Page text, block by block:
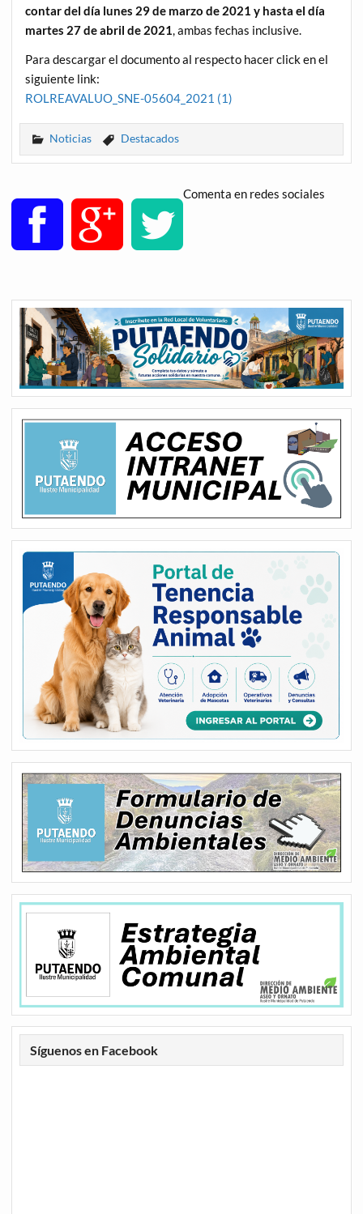
contar del día lunes 29 de marzo de 2021 y hasta el día
martes 27 de abril de 2021, ambas fechas inclusive.
Para descargar el documento al respecto hacer click en el
siguiente link:
ROLREAVALUO_SNE-05604_2021 (1)
Noticias Destacados
Comenta en redes sociales
Síguenos en Facebook